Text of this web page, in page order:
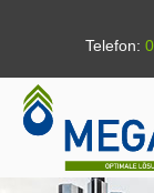
Telefon: